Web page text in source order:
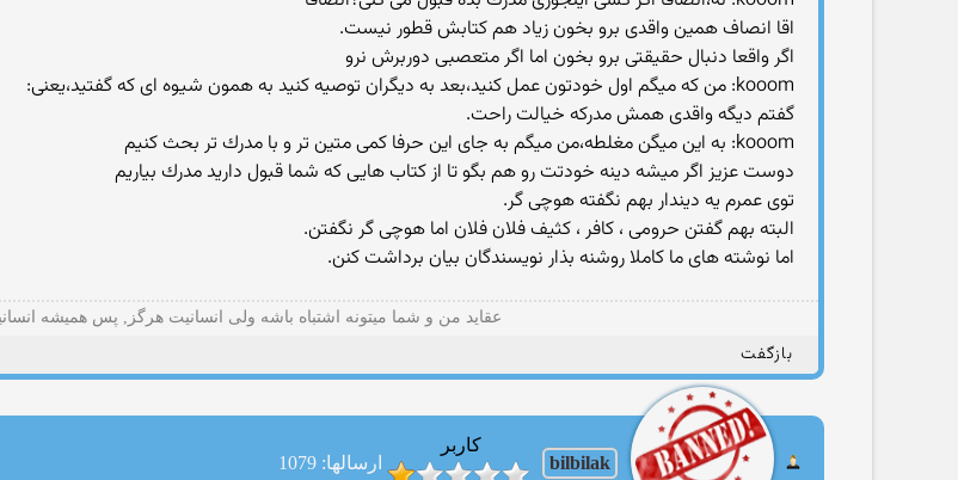
اقا انصاف همین واقدی برو بخون زیاد هم کتابش قطور نیست.
اگر واقعا دنبال حقیقتی برو بخون اما اگر متعصبی دوربرش نرو
kooom: من كه میگم اول خودتون عمل كنید،بعد به دیگران توصیه كنید به همون شیوه ای كه گفتید،یعنی:
گفتم دیگه واقدی همش مدرکه خیالت راحت.
kooom: به این میگن مغلطه،من میگم به جای این حرفا كمی متین تر و با مدرك تر بحث كنیم
دوست عزیز اگر میشه دینه خودتت رو هم بگو تا از كتاب هایی كه شما قبول دارید مدرك بیاریم
توی عمرم یه دیندار بهم نگفته هوچی گر.
البته بهم گفتن حرومی ، کافر ، کثیف فلان فلان اما هوچی گر نگفتن.
اما نوشته های ما کاملا روشنه بذار نویسندگان بیان برداشت کنن.
عقاید من و شما میتونه اشتباه باشه ولی انسانیت هرگز, پس همیشه
بازگفت
bilbilak
کاربر
ارسالها: 1079